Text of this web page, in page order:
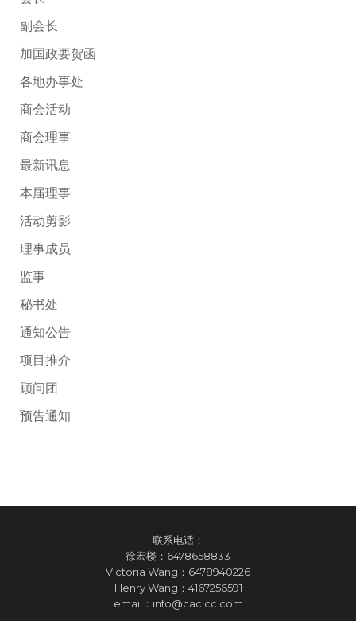
副会长
加国政要贺函
各地办事处
商会活动
商会理事
最新讯息
本届理事
活动剪影
理事成员
监事
秘书处
通知公告
项目推介
顾问团
预告通知
联系电话：
徐宏楼： 6478658833
Victoria Wang： 6478940226
Henry Wang： 4167256591
email： info@caclcc.com